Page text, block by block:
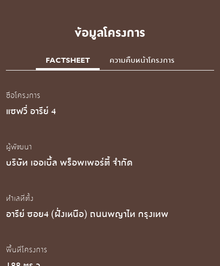
ข้อมูลโครงการ
FACTSHEET ความคืบหน้าโครงการ
ชื่อโครงการ
แซฟวี่ อารีย์ 4
ผู้พัฒนา
บริษัท เออเบิ้ล พร็อพเพอร์ตี้ จำกัด
ทำเลที่ตั้ง
อารีย์ ซอย4 (ฝั่งเหนือ) ถนนพญาไท กรุงเทพ
พื้นที่โครงการ